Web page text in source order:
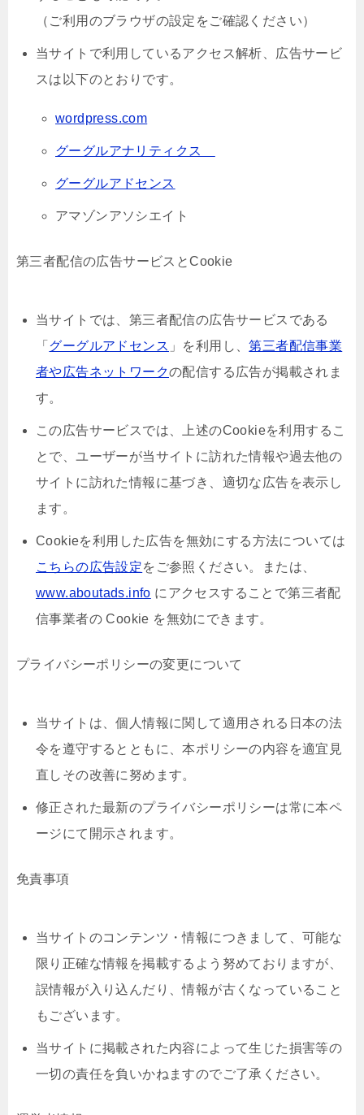
（ご利用のブラウザの設定をご確認ください）
当サイトで利用しているアクセス解析、広告サービ
スは以下のとおりです。
wordpress.com
グーグルアナリティクス
グーグルアドセンス
アマゾンアソシエイト
第三者配信の広告サービスとCookie
当サイトでは、第三者配信の広告サービスである
「 グーグルアドセンス 」を利用し、第三者配信事業
者や広告ネットワークの配信する広告が掲載されま
す。
この広告サービスでは、上述のCookieを利用するこ
とで、ユーザーが当サイトに訪れた情報や過去他の
サイトに訪れた情報に基づき、適切な広告を表示し
ます。
Cookieを利用した広告を無効にする方法については
こちらの広告設定をご参照ください。または、
www.aboutads.info にアクセスすることで第三者配
信事業者の Cookie を無効にできます。
プライバシーポリシーの変更について
当サイトは、個人情報に関して適用される日本の法
令を遵守するとともに、本ポリシーの内容を適宜見
直しその改善に努めます。
修正された最新のプライバシーポリシーは常に本ペ
ージにて開示されます。
免責事項
当サイトのコンテンツ・情報につきまして、可能な
限り正確な情報を掲載するよう努めておりますが、
誤情報が入り込んだり、情報が古くなっていること
もございます。
当サイトに掲載された内容によって生じた損害等の
一切の責任を負いかねますのでご了承ください。